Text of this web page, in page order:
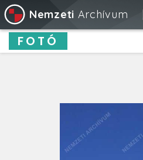
Nemzeti Archívum
FOTÓ